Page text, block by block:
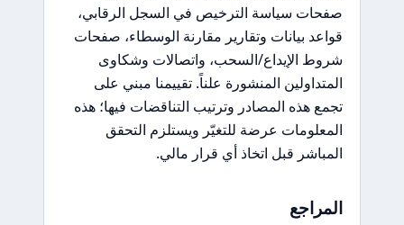
صفحات سياسة الترخيص في السجل الرقابي،
قواعد بيانات وتقارير مقارنة الوسطاء، صفحات
شروط الإيداع/السحب، واتصالات وشكاوى
المتداولين المنشورة علناً. تقييمنا مبني على
تجمع هذه المصادر وترتيب التناقضات فيها؛ هذه
المعلومات عرضة للتغيّر ويستلزم التحقق
المباشر قبل اتخاذ أي قرار مالي.